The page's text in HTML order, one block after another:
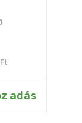
adás